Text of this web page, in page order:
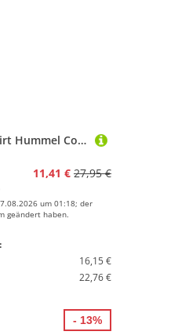
hummel Poloshirt Hummel Cotton Poloshirt Kids F9001 Baumwolle
11,41 € 27,95 €
um 01:18; der
geändert haben.
16,15 €
22,76 €
- 13%